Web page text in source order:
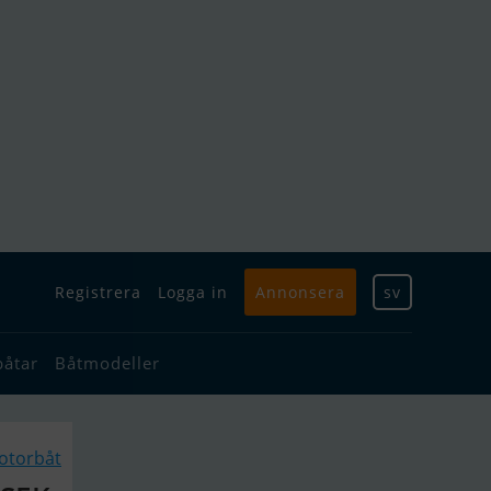
Registrera Logga in Annonsera sv
Båtmodeller